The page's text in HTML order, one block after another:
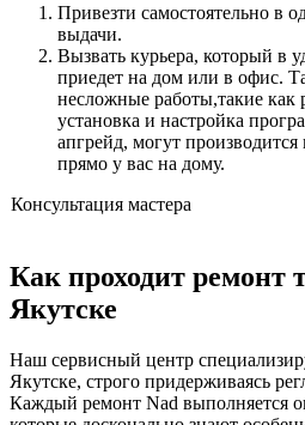
Привезти самостоятельно в
выдачи.
Вызвать курьера, который в
приедет на дом или в офис.
несложные работы,такие как
установка и настройка
апгрейд, могут
прямо у вас на дому.
Консультация мастера
Как проходит ремонт
Якутске
Наш сервисный центр
Якутске, строго придерживаясь
Каждый ремонт Nad выполняется